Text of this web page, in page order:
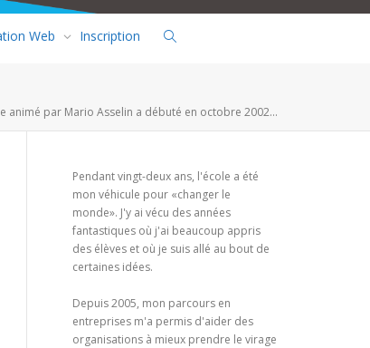
Web Inscription
animé par Mario Asselin a débuté en octobre 2002...
Pendant vingt-deux ans, l'école a été
mon véhicule pour «changer le
monde». J'y ai vécu des années
fantastiques où j'ai beaucoup appris
des élèves et où je suis allé au bout de
certaines idées.
Depuis 2005, mon parcours en
entreprises m'a permis d'aider des
organisations à mieux prendre le virage